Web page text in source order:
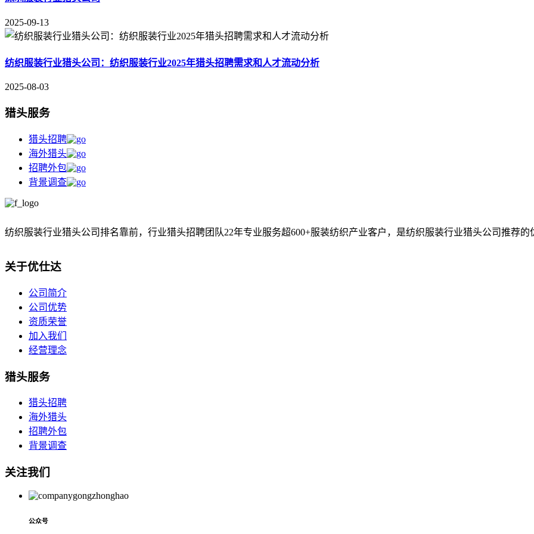
2025-09-13
纺织服装行业猎头公司：纺织服装行业2025年猎头招聘需求和人才流动分析
2025-08-03
猎头服务
猎头招聘
海外猎头
招聘外包
背景调查
纺织服装行业猎头公司排名靠前， 行业猎头招聘团队22年专业服务超600+服装纺织产业客户，是纺织服装行业猎头公司推荐的
关于优仕达
公司简介
公司优势
资质荣誉
加入我们
经营理念
猎头服务
猎头招聘
海外猎头
招聘外包
背景调查
关注我们
公众号